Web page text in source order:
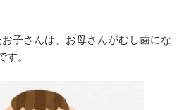
子さんは、お母さんがむし歯にな
す。